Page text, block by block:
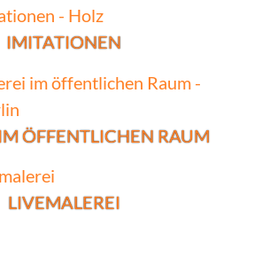
IMITATIONEN
ÖFFENTLICHEN RAUM
LIVEMALEREI